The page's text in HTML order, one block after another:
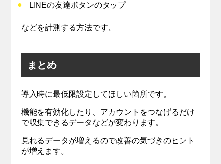
LINEの友達ボタンのタップ
などを計測する方法です。
まとめ
導入時に最低限設定してほしい箇所です。
機能を有効化したり、アカウントをつなげるだけ
で収集できるデータなどが変わります。
見れるデータが増えるので改善の気づきのヒント
が増えます。